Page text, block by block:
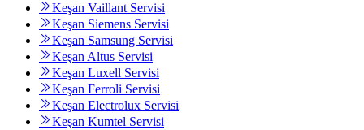
Keşan Vaillant Servisi
Keşan Siemens Servisi
Keşan Samsung Servisi
Keşan Altus Servisi
Keşan Luxell Servisi
Keşan Ferroli Servisi
Keşan Electrolux Servisi
Keşan Kumtel Servisi